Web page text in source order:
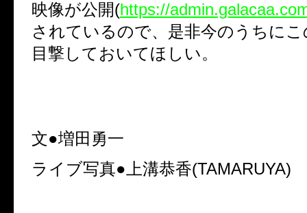
映像が公開(https://
されているので、是非今のうちに
目撃しておいてほしい。
文●増田勇一
ライブ写真●上溝恭香(TAMARUYA)